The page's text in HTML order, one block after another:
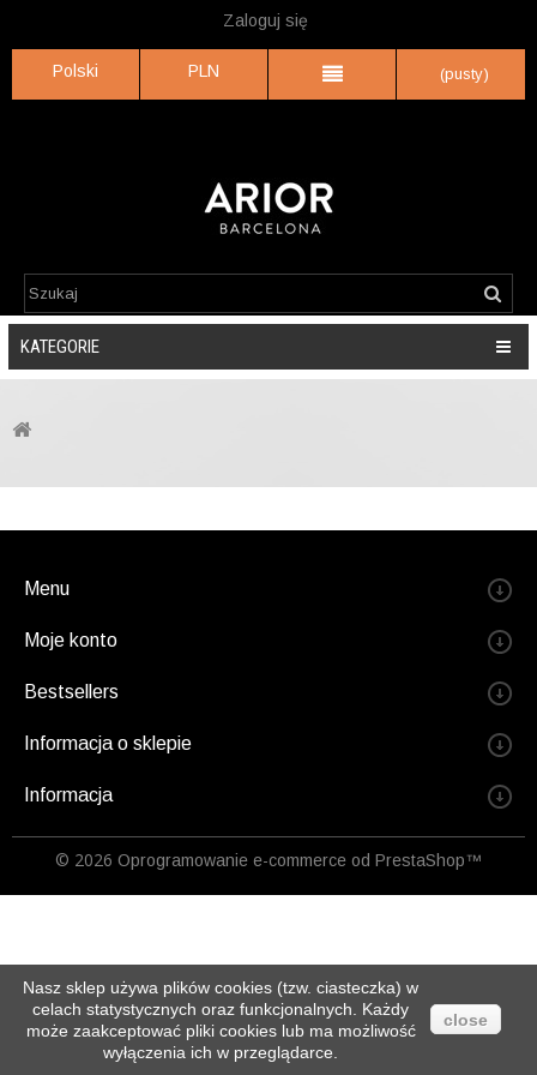
Zaloguj się
(pusty)
PLN
Polski
KATEGORIE
Menu
Moje konto
Bestsellers
Informacja o sklepie
Informacja
© 2026 Oprogramowanie e-commerce od PrestaShop™
Nasz sklep używa plików cookies (tzw. ciasteczka) w
celach statystycznych oraz funkcjonalnych. Każdy
może zaakceptować pliki cookies lub ma możliwość
wyłączenia ich w przeglądarce.
close